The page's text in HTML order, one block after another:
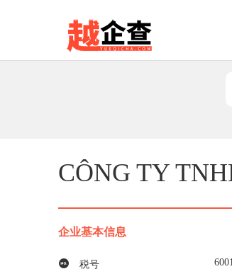
CÔNG TY
企业基本信息
税号